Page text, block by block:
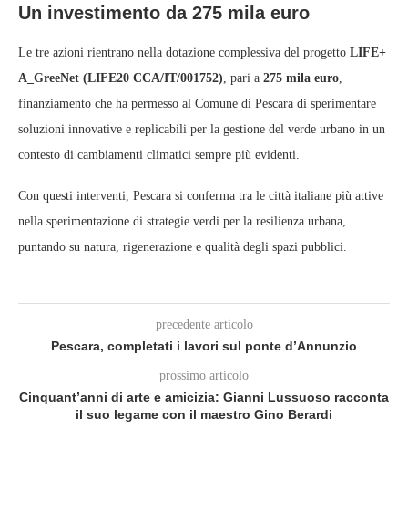
Un investimento da 275 mila euro
Le tre azioni rientrano nella dotazione complessiva del progetto LIFE+
A_GreeNet (LIFE20 CCA/IT/001752), pari a 275 mila euro,
finanziamento che ha permesso al Comune di Pescara di sperimentare
soluzioni innovative e replicabili per la gestione del verde urbano in un
contesto di cambiamenti climatici sempre più evidenti.
Con questi interventi, Pescara si conferma tra le città italiane più attive
nella sperimentazione di strategie verdi per la resilienza urbana,
puntando su natura, rigenerazione e qualità degli spazi pubblici.
precedente articolo
Pescara, completati i lavori sul ponte d’Annunzio
prossimo articolo
Cinquant’anni di arte e amicizia: Gianni Lussuoso racconta
il suo legame con il maestro Gino Berardi